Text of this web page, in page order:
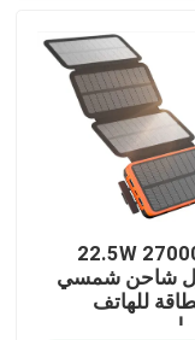
22.5W
شاحن شمسي
للهاتف